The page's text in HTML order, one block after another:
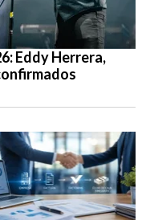
Eddy Herrera,